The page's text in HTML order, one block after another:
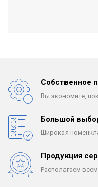
Собственное
Вы экономите,
Большой
Широкая
Продукция
Располагаем